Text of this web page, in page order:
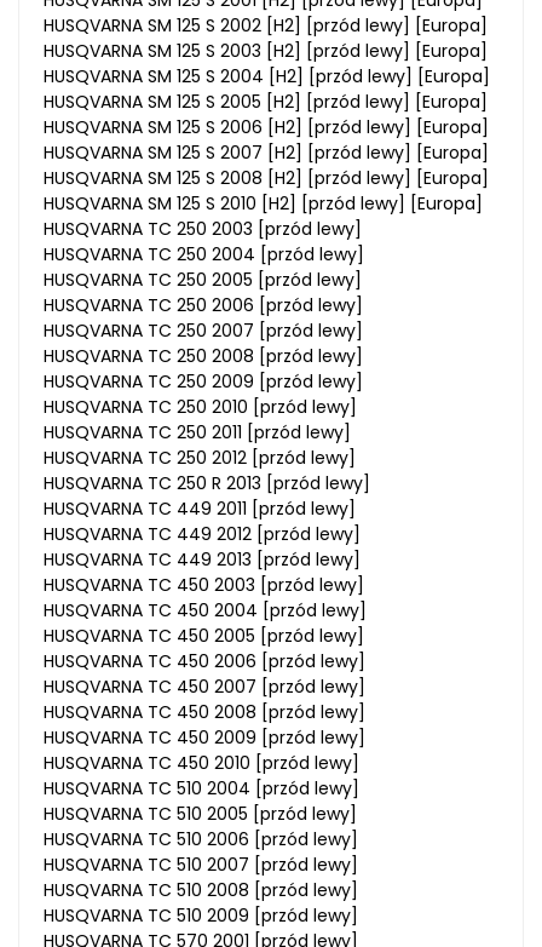
HUSQVARNA SM 125 S 2002 [H2] [przód lewy] [Europa]
HUSQVARNA SM 125 S 2003 [H2] [przód lewy] [Europa]
HUSQVARNA SM 125 S 2004 [H2] [przód lewy] [Europa]
HUSQVARNA SM 125 S 2005 [H2] [przód lewy] [Europa]
HUSQVARNA SM 125 S 2006 [H2] [przód lewy] [Europa]
HUSQVARNA SM 125 S 2007 [H2] [przód lewy] [Europa]
HUSQVARNA SM 125 S 2008 [H2] [przód lewy] [Europa]
HUSQVARNA SM 125 S 2010 [H2] [przód lewy] [Europa]
HUSQVARNA TC 250 2003 [przód lewy]
HUSQVARNA TC 250 2004 [przód lewy]
HUSQVARNA TC 250 2005 [przód lewy]
HUSQVARNA TC 250 2006 [przód lewy]
HUSQVARNA TC 250 2007 [przód lewy]
HUSQVARNA TC 250 2008 [przód lewy]
HUSQVARNA TC 250 2009 [przód lewy]
HUSQVARNA TC 250 2010 [przód lewy]
HUSQVARNA TC 250 2011 [przód lewy]
HUSQVARNA TC 250 2012 [przód lewy]
HUSQVARNA TC 250 R 2013 [przód lewy]
HUSQVARNA TC 449 2011 [przód lewy]
HUSQVARNA TC 449 2012 [przód lewy]
HUSQVARNA TC 449 2013 [przód lewy]
HUSQVARNA TC 450 2003 [przód lewy]
HUSQVARNA TC 450 2004 [przód lewy]
HUSQVARNA TC 450 2005 [przód lewy]
HUSQVARNA TC 450 2006 [przód lewy]
HUSQVARNA TC 450 2007 [przód lewy]
HUSQVARNA TC 450 2008 [przód lewy]
HUSQVARNA TC 450 2009 [przód lewy]
HUSQVARNA TC 450 2010 [przód lewy]
HUSQVARNA TC 510 2004 [przód lewy]
HUSQVARNA TC 510 2005 [przód lewy]
HUSQVARNA TC 510 2006 [przód lewy]
HUSQVARNA TC 510 2007 [przód lewy]
HUSQVARNA TC 510 2008 [przód lewy]
HUSQVARNA TC 510 2009 [przód lewy]
HUSQVARNA TC 570 2001 [przód lewy]